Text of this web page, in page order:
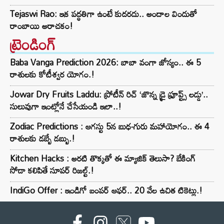
Tejaswi Rao: ఇక పద్ధతిగా ఉంటే కుదరదు.. అందాల విందుతో
రాంబాయి అరాచకం!
ట్రెండింగ్‌
Baba Vanga Prediction 2026: బాబా వంగా జోస్యం.. ఈ 5
రాశులకు కోటీశ్వర యోగం.!
Jowar Dry Fruits Laddu: ప్రోటీన్ రిచ్ ‘జొన్న డ్రై ఫ్రూప్ట్స్ లడ్డు’..
సులువుగా ఇంట్లోనే చేసేయండి ఇలా..!
Zodiac Predictions : ఆగస్టు 5న బుధ-గురు మహాయోగం.. ఈ 4
రాశులకు డబ్బే డబ్బు.!
Kitchen Hacks : అరటి తొక్కతో ఈ మ్యాజిక్ తెలుసా? బేకింగ్
సోడా కలిపితే సూపర్ రిజల్ట్.!
IndiGo Offer : ఇండిగో బంపర్ ఆఫర్.. 20 వేల ఉచిత టికెట్లు.!